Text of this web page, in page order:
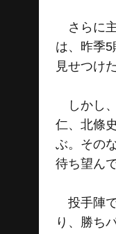
さらに
は、昨季
見せつけた
しかし
仁、北條
ぶ。その
待ち望ん
投手陣で
り、勝ち